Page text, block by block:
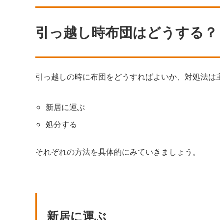
引っ越し時布団はどうする？
引っ越しの時に布団をどうすればよいか、対処法は
新居に運ぶ
処分する
それぞれの方法を具体的にみていきましょう。
新居に運ぶ